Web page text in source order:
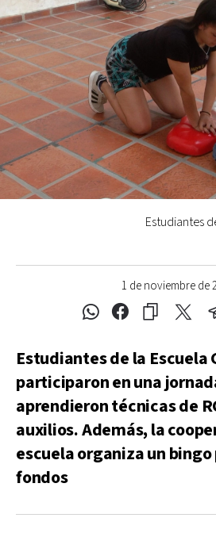
1 de noviembre de
Estudiantes
Estudiantes de la Escuela
participaron en una
aprendieron técnicas de
auxilios. Además, la
escuela organiza un
fondos